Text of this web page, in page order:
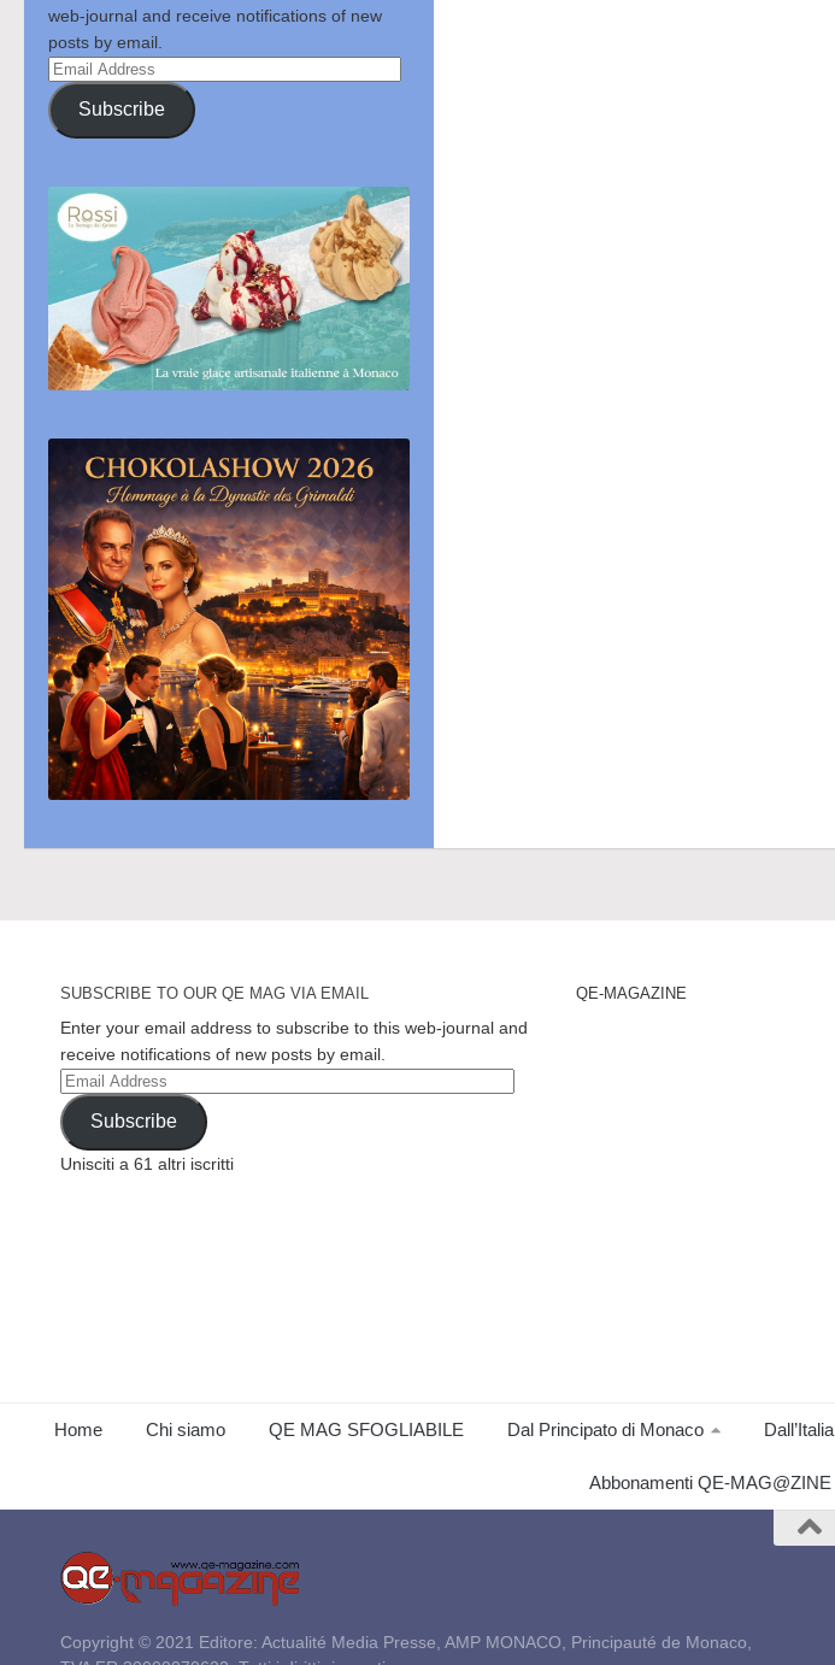
web-journal and receive notifications of new
posts by email.
Email
Address
Subscribe
SUBSCRIBE TO OUR QE MAG VIA EMAIL
Enter your email address to subscribe to this web-journal and
receive notifications of new posts by email.
Email
Address
Subscribe
Unisciti a 61 altri iscritti
QE-MAGAZINE
Home Chi siamo QE MAG SFOGLIABILE Dal Principato di Monaco Dall’Italia
Abbonamenti QE-MAG@ZINE
Copyright © 2021 Editore: Actualité Media Presse, AMP MONACO, Principauté de Monaco,